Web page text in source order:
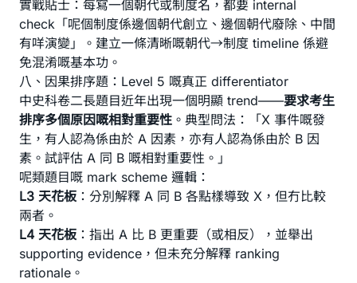
實戰貼士：每寫一個朝代或制度名，都要 internal
check「呢個制度係邊個朝代創立、邊個朝代廢除、中間
有咩演變」。建立一條清晰嘅朝代→制度 timeline 係避
免混淆嘅基本功。
八、因果排序題：Level 5 嘅真正 differentiator
中史科卷二長題目近年出現一個明顯 trend——要求考生
排序多個原因嘅相對重要性 。典型問法：「X 事件嘅發
生，有人認為係由於 A 因素，亦有人認為係由於 B 因
素。試評估 A 同 B 嘅相對重要性。」
呢類題目嘅 mark scheme 邏輯：
L3 天花板：分別解釋 A 同 B 各點樣導致 X，但冇比較
兩者。
L4 天花板：指出 A 比 B 更重要（或相反），並舉出
supporting evidence，但未充分解釋 ranking
rationale。